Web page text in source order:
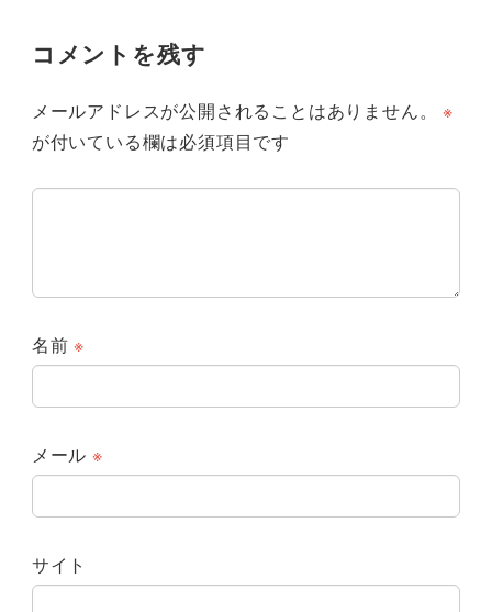
コメントを残す
メールアドレスが公開されることはありません。
※
が付いている欄は必須項目です
名前※
メール ※
サイト